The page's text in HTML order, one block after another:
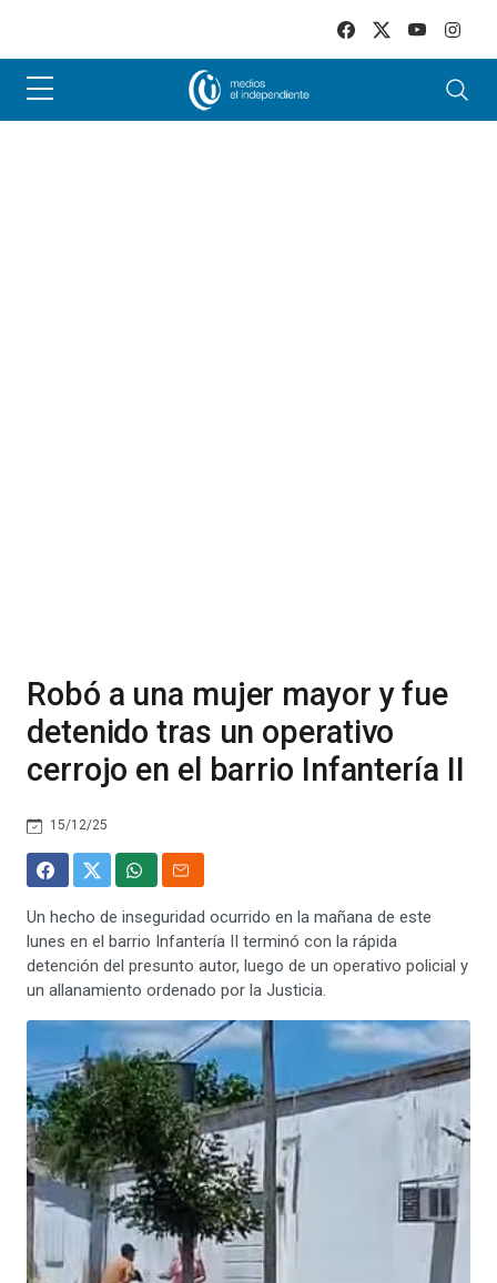
Robó a una mujer mayor y fue
detenido tras un operativo
cerrojo en el barrio Infantería II
15/12/25
Un hecho de inseguridad ocurrido en la mañana de este
lunes en el barrio Infantería II terminó con la rápida
detención del presunto autor, luego de un operativo policial y
un allanamiento ordenado por la Justicia.